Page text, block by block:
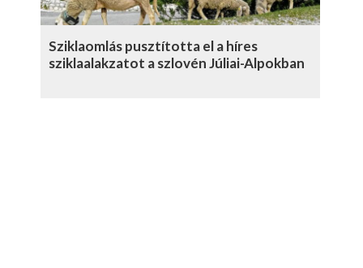
Sziklaomlás pusztította el a híres
sziklaalakzatot a szlovén Júliai-Alpokban